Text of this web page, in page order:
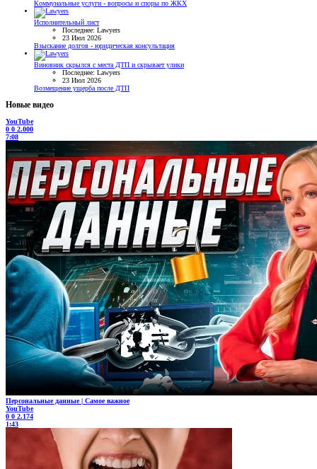
Коммунальные услуги - вопросы и споры по ЖКХ
Исполнительный лист
Последнее: Lawyers
23 Июл 2026
Взыскание долгов - юридическая консультация
Виновник скрылся с места ДТП и скрывает улики
Последнее: Lawyers
23 Июл 2026
Возмещение ущерба после ДТП
Новые видео
YouTube
0 0 2.000
7:08
Персональные данные | Самое важное
YouTube
0 0 2.174
1:43